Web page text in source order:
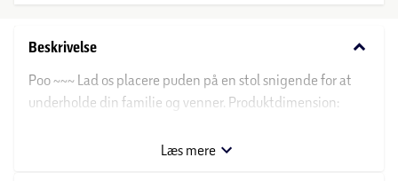
Beskrivelse keyboard_arrow_down
Poo ~~~ Lad os placere puden på en stol snigende for at
underholde din familie og venner. Produktdimension:
Læs mere